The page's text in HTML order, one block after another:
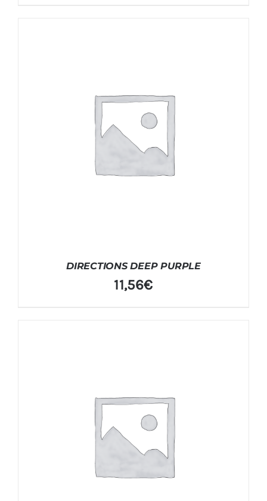
DIRECTIONS DEEP PURPLE
11,56€